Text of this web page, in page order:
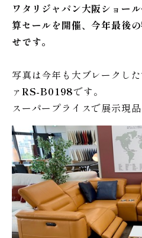
ワタリジャパン大阪ショー
算セールを開催、今年最後
せです。
写真は今年も大ブレークし
ァRS-B0198です。
スーパープライスで展示現品